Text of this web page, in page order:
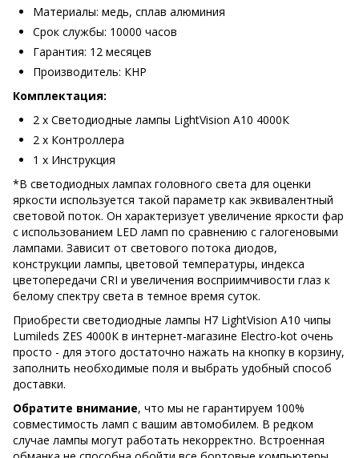
Материалы: медь, сплав алюминия
Срок службы: 10000 часов
Гарантия: 12 месяцев
Производитель: КНР
Комплектация:
2 х Светодиодные лампы LightVision A10 4000К
2 х Контроллера
1 х Инструкция
*В светодиодных лампах головного света для оценки
яркости используется такой параметр как эквивалентный
световой поток. Он характеризует увеличение яркости фар
с использованием LED ламп по сравнению с галогеновыми
лампами. Зависит от светового потока диодов,
конструкции лампы, цветовой температуры, индекса
цветопередачи CRI и увеличения восприимчивости глаз к
белому спектру света в темное время суток.
Приобрести cветодиодные лампы H7 LightVision A10 чипы
Lumileds ZES 4000К в интернет-магазине Electro-kot очень
просто - для этого достаточно нажать на кнопку в корзину,
заполнить необходимые поля и выбрать удобный способ
доставки.
Обратите внимание, что мы не гарантируем 100%
совместимость ламп с вашим автомобилем. В редком
случае лампы могут работать некорректно. Встроенная